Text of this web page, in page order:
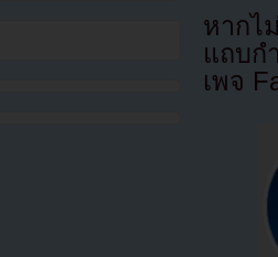
หากไ
แถบก
เพจ